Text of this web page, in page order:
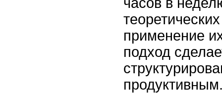
применение
подход